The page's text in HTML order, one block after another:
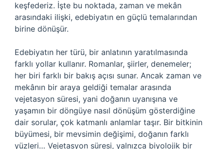
keşfederiz. İşte bu noktada, zaman ve mekân
arasındaki ilişki, edebiyatın en güçlü temalarından
birine dönüşür.
Edebiyatın her türü, bir anlatının yaratılmasında
farklı yollar kullanır. Romanlar, şiirler, denemeler;
her biri farklı bir bakış açısı sunar. Ancak zaman ve
mekânın bir araya geldiği temalar arasında
vejetasyon süresi, yani doğanın uyanışına ve
yaşamın bir döngüye nasıl dönüşüm gösterdiğine
dair sorular, çok katmanlı anlamlar taşır. Bir bitkinin
büyümesi, bir mevsimin değişimi, doğanın farklı
yüzleri… Vejetasyon süresi, yalnızca biyolojik bir